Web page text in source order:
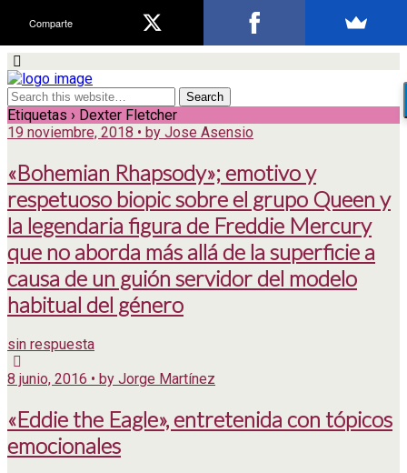
Etiquetas › Dexter Fletcher
19 noviembre, 2018 • by Jose Asensio
«Bohemian Rhapsody»; emotivo y
respetuoso biopic sobre el grupo Queen y
la legendaria figura de Freddie Mercury
que no aborda más allá de la superficie a
causa de un guión servidor del modelo
habitual del género
sin respuesta
8 junio, 2016 • by Jorge Martínez
«Eddie the Eagle», entretenida con tópicos
emocionales
Comparte